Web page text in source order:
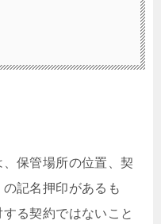
保管場所の位置、契
記名押印があるも
る契約ではないこと